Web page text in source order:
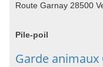
Route Garnay 28500
Pile-poil
Garde animaux